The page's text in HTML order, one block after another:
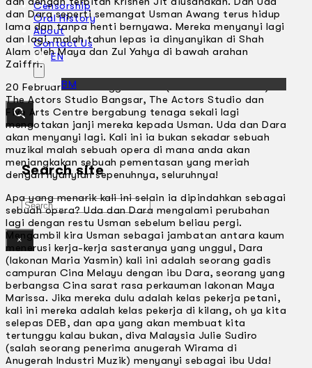
Censorship
Oral History
About
Contact Us
EN
BM
Search site
Search
×
dan Dara seperti semangat Usman Awang terus hidup
lama dan tanpa henti bernyawa. Mereka menyanyi lagi
dan lagi, malah tahun lepas ia dinyanyikan di Shah
Alam oleh Maya dan Zul Yahya di bawah arahan
Zaiffri.
20 Februari ini sehingga 3 Mac (kecuali 25 Februari) di
The Actors Studio Bangsar, The Actors Studio dan
Five Arts Centre bergabung tenaga sekali lagi
mengotakan janji mereka kepada Usman. Uda dan Dara
akan menyanyi lagi. Kali ini ia bukan sekadar sebuah
muzikal malah sebuah opera di mana anda akan
menjangkakan sebuah pementasan yang meriah
dengan nyanyian sepenuhnya, seluruhnya!
Apa yang menarik kali ini selain ia dipindahkan sebagai
sebuah opera? Uda dan Dara mengalami perubahan
lagi dengan restu Usman sebelum beliau pergi.
Mengambil kira Usman sebagai jambatan antara kaum
menerusi kerja-kerja sasteranya yang unggul, Dara
(lakonan Maria Yasmin) kali ini adalah seorang gadis
campuran Cina Melayu dengan ibu Dara, seorang yang
berbangsa Cina sarat rasa perkauman lakonan Maya
Marissa. Jika mereka dulu adalah kelas pekerja petani,
kali ini mereka adalah kelas pekerja di kilang, oh ya kita
selepas DEB, dan apa yang akan membuat kita
tertunggu kalau bukan, diva Malaysia Julie Sudiro
(salah seorang penerima anugerah Wirama di
Anugerah lndustri Muzik) menyanyi sebagai ibu Uda!